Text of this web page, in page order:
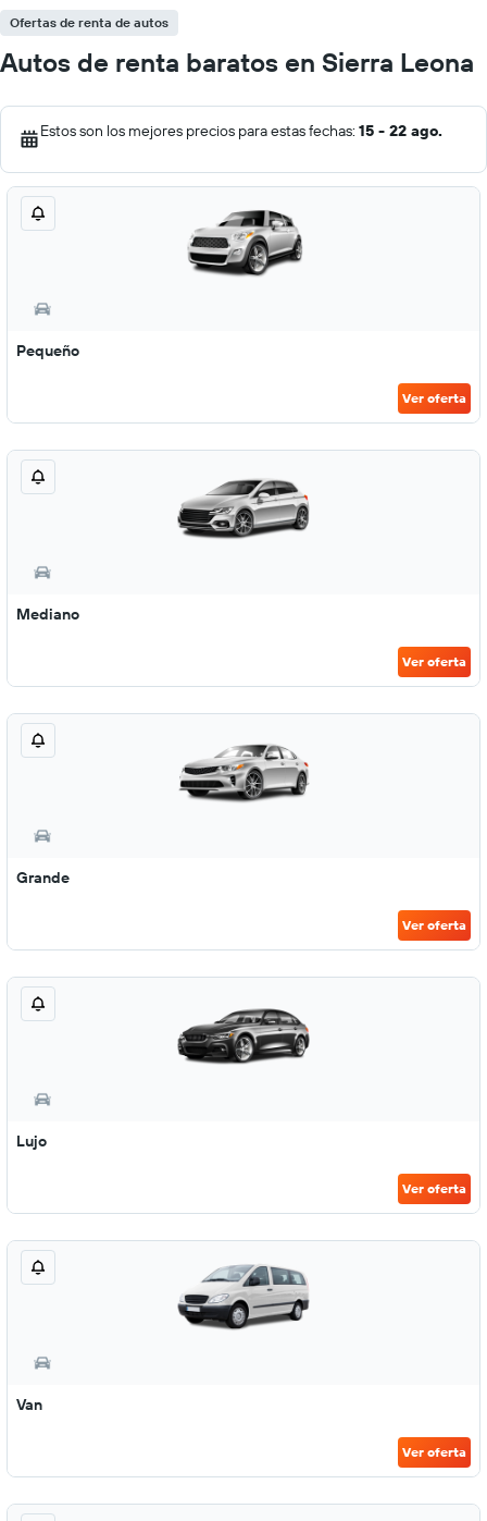
Ofertas de renta de autos
Autos de renta baratos en Sierra Leona
Estos son los mejores precios para estas fechas: 15 - 22 ago.
Pequeño
Ver oferta
Mediano
Ver oferta
Grande
Ver oferta
Lujo
Ver oferta
Van
Ver oferta